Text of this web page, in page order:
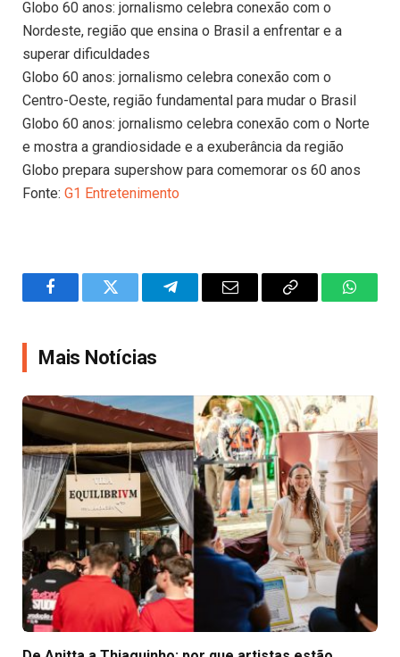
Globo 60 anos: jornalismo celebra conexão com o
Nordeste, região que ensina o Brasil a enfrentar e a
superar dificuldades
Globo 60 anos: jornalismo celebra conexão com o
Centro-Oeste, região fundamental para mudar o Brasil
Globo 60 anos: jornalismo celebra conexão com o Norte
e mostra a grandiosidade e a exuberância da região
Globo prepara supershow para comemorar os 60 anos
Fonte: G1 Entretenimento
FacebookTwitter TelegramEmail
Copy
Mais Notícias